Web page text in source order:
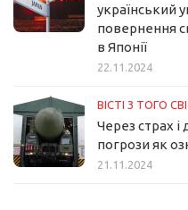
український
повернення
в Японії
22.11.2024
ВІСТІ З ТОГО
Через страх і
погрози як
21.11.2024